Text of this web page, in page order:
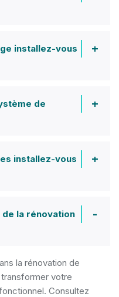
installez-vous
de
installez-vous
la rénovation
la rénovation de
votre
Consultez